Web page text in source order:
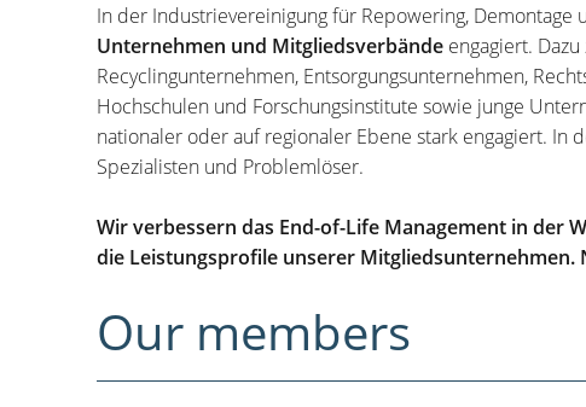
In der Industrievereinigung für Repowering, Demontage
Unternehmen und Mitgliedsverbände engagiert.
Recyclingunternehmen, Entsorgungsunternehmen,
Hochschulen und Forschungsinstitute sowie junge
nationaler oder auf regionaler Ebene stark engagiert. In
Spezialisten und Problemlöser.
Wir verbessern das End-of-Life Management in der
die Leistungsprofile unserer
Our members